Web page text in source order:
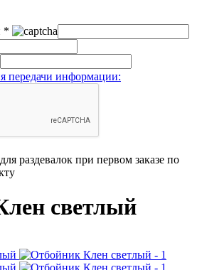
*
передачи информации:
раздевалок при первом заказе по
светлый